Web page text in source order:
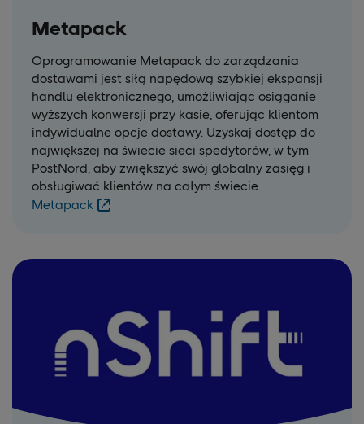
Metapack
Oprogramowanie Metapack do zarządzania
dostawami jest siłą napędową szybkiej ekspansji
handlu elektronicznego, umożliwiając osiąganie
wyższych konwersji przy kasie, oferując klientom
indywidualne opcje dostawy. Uzyskaj dostęp do
największej na świecie sieci spedytorów, w tym
PostNord, aby zwiększyć swój globalny zasięg i
obsługiwać klientów na całym świecie.
Metapack